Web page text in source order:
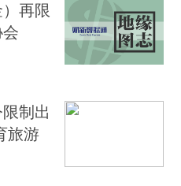
再限
制出
旅游